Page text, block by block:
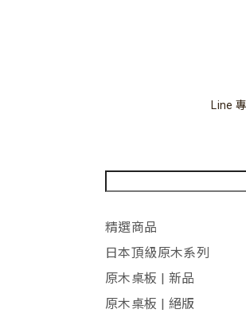
Line
精選商品
日本頂級原木系列
原木桌板 | 新品
原木桌板 | 絕版